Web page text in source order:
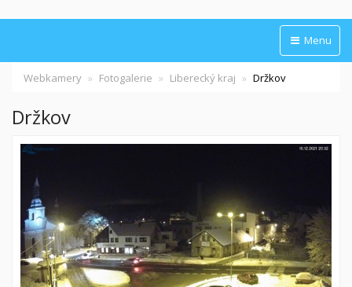
Menu
Webkamery Fotogalerie Liberecký kraj Držkov
Držkov